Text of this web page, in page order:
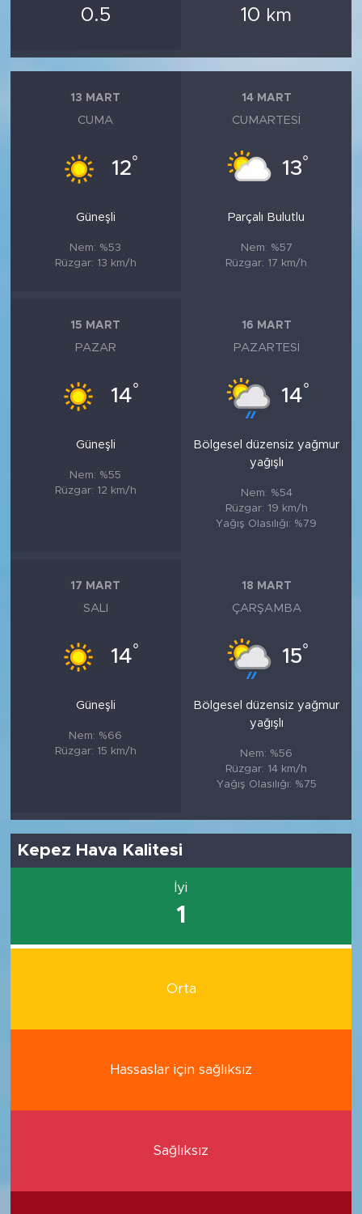
0.5 10 km
13 MART
CUMA
12°
Güneşli
Nem: %53
Rüzgar: 13 km/h
14 MART
CUMARTESI
13°
Parçalı Bulutlu
Nem: %57
Rüzgar: 17 km/h
15 MART
PAZAR
14°
Güneşli
Nem: %55
Rüzgar: 12 km/h
16 MART
PAZARTESI
14°
Bölgesel düzensiz yağmur
yağışlı
Nem: %54
Rüzgar: 19 km/h
Yağış Olasılığı: %79
17 MART
SALI
14°
Güneşli
Nem: %66
Rüzgar: 15 km/h
18 MART
ÇARŞAMBA
15°
Bölgesel düzensiz yağmur
yağışlı
Nem: %56
Rüzgar: 14 km/h
Yağış Olasılığı: %75
Kepez Hava Kalitesi
İyi
1
Orta
Hassaslar için sağlıksız
Sağlıksız